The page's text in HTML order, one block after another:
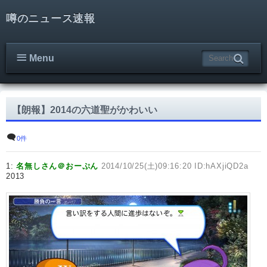
噂のニュース速報
Menu
【朗報】2014の六道聖がかわいい
0件
1:名無しさん＠おーぷん 2014/10/25(土)09:16:20 ID:hAXjiQD2a
2013